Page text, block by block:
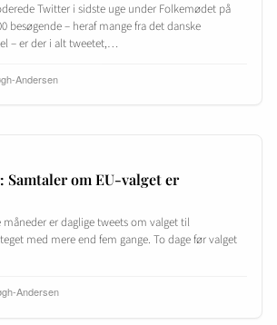
Twitter i sidste uge under Folkemødet på
besøgende – heraf mange fra det danske
– er der i alt tweetet,…
Andersen
Samtaler om EU-valget er
måneder er daglige tweets om valget til
med mere end fem gange. To dage før valget
Andersen